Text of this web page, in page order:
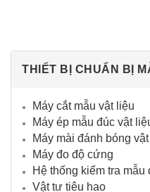
THIẾT BỊ CHUẨN BỊ
Máy cắt mẫu vật liệu
Máy ép mẫu đúc vật
Máy mài đánh bóng
Máy đo độ cứng
Hệ thống kiểm tra
Vật tư tiêu hao